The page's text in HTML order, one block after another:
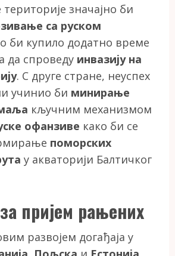
значајно би
са руском
би купило додатно време
да спроведу инвазију на
. С друге стране, неуспех
учинио би минирање
кључним механизмом
офанзиве како би се
поморских
у акваторији Балтичког
пријем рањених
развојем догађаја у